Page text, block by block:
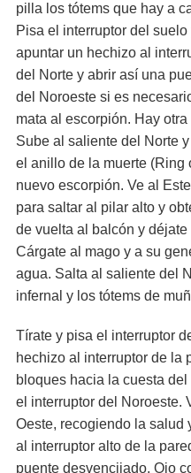
pilla los tótems que hay a
Pisa el interruptor del
apuntar un hechizo al
del Norte y abrir así una
del Noroeste si es
mata al escorpión. Hay
Sube al saliente del Norte
el anillo de la muerte (Ring
nuevo escorpión. Ve al
para saltar al pilar alto y
de vuelta al balcón y
Cárgate al mago y a su
agua. Salta al saliente del
infernal y los tótems de
Tírate y pisa el interruptor
hechizo al interruptor de la
bloques hacia la cuesta
el interruptor del Noroeste.
Oeste, recogiendo la salud
al interruptor alto de la
puente desvencijado, Ojo